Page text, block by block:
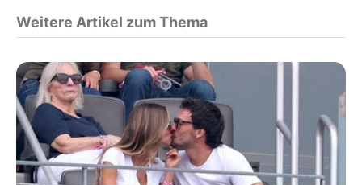
Weitere Artikel zum Thema